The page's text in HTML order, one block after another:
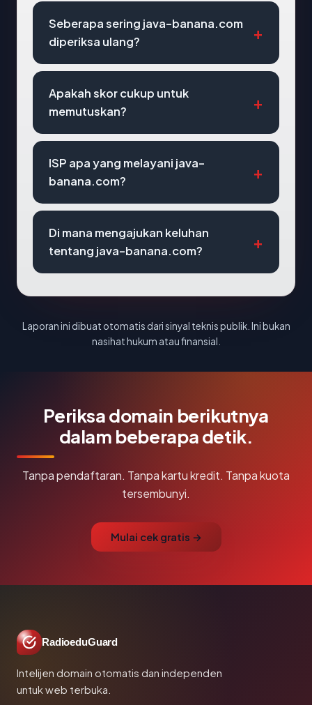
Seberapa sering java-banana.com
diperiksa ulang?
Apakah skor cukup untuk
memutuskan?
ISP apa yang melayani java-
banana.com?
Di mana mengajukan keluhan
tentang java-banana.com?
Laporan ini dibuat otomatis dari sinyal teknis publik. Ini bukan
nasihat hukum atau finansial.
Periksa domain berikutnya
dalam beberapa detik.
Tanpa pendaftaran. Tanpa kartu kredit. Tanpa kuota
tersembunyi.
Mulai cek gratis →
RadioeduGuard
Intelijen domain otomatis dan independen
untuk web terbuka.